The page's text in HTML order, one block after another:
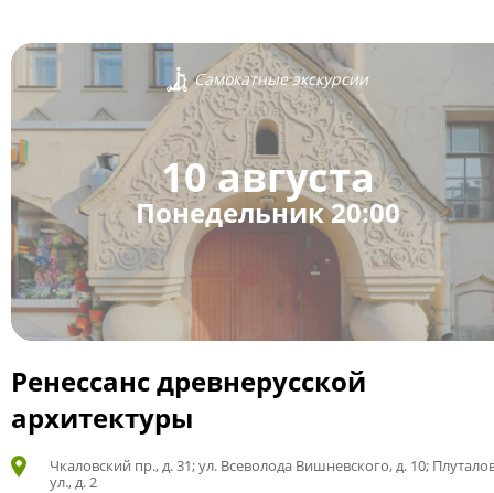
Самокатные экскурсии
10 августа
Понедельник 20:00
Ренессанс древнерусской
архитектуры
Чкаловский пр., д. 31; ул. Всеволода Вишневского, д. 10;
ул., д. 2